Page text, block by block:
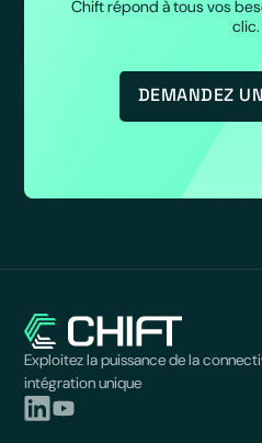
Chift répond à tous vos
clic.
DEMANDEZ
Exploitez la puissance de la
intégration unique